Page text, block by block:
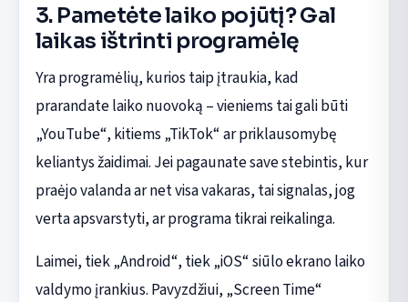
3. Pametėte laiko pojūtį? Gal
laikas ištrinti programėlę
Yra programėlių, kurios taip įtraukia, kad
prarandate laiko nuovoką – vieniems tai gali būti
„YouTube“, kitiems „TikTok“ ar priklausomybę
keliantys žaidimai. Jei pagaunate save stebintis, kur
praėjo valanda ar net visa vakaras, tai signalas, jog
verta apsvarstyti, ar programa tikrai reikalinga.
Laimei, tiek „Android“, tiek „iOS“ siūlo ekrano laiko
valdymo įrankius. Pavyzdžiui, „Screen Time“